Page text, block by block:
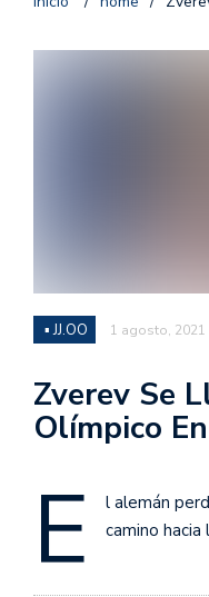
▪ JJ.OO 1 agosto, 2021
Zverev Se
Olímpico
E
l alemán
camino